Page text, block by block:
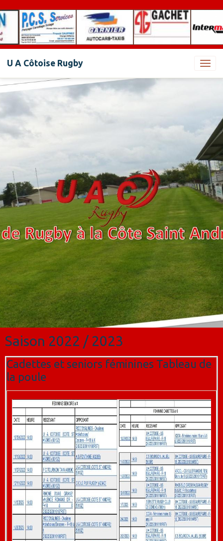
U A Côtoise Rugby
Saison 2022 / 2023
Cadettes et seniors féminines Tableau de
la poule